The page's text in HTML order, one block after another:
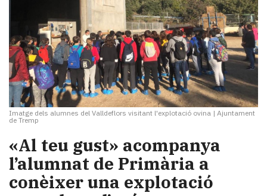
Imatge dels alumnes del Valldeflors visitant l'explotació ovina | Ajuntament
de Tremp
«Al teu gust» acompanya
l’alumnat de Primària a
conèixer una explotació